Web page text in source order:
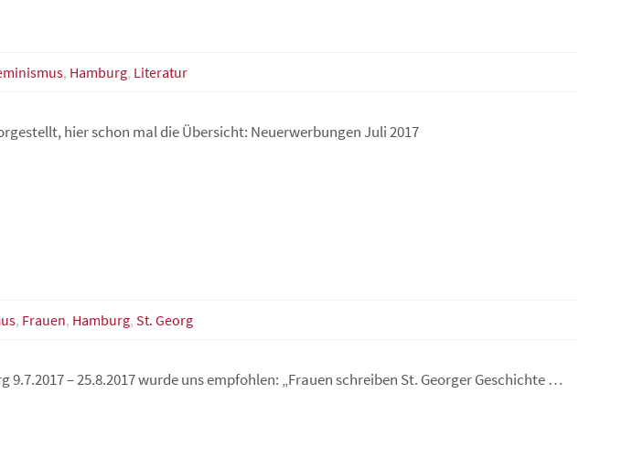
, Hamburg, Literatur
hier schon mal die Übersicht: Neuerwerbungen Juli 2017
, Frauen, Hamburg, St. Georg
9.7.2017 – 25.8.2017 wurde uns empfohlen: „Frauen schreiben St. Georger Geschichte …